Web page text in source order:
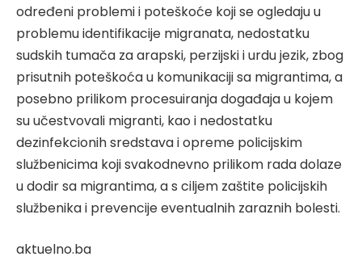
određeni problemi i poteškoće koji se ogledaju u
problemu identifikacije migranata, nedostatku
sudskih tumača za arapski, perzijski i urdu jezik, zbog
prisutnih poteškoća u komunikaciji sa migrantima, a
posebno prilikom procesuiranja događaja u kojem
su učestvovali migranti, kao i nedostatku
dezinfekcionih sredstava i opreme policijskim
službenicima koji svakodnevno prilikom rada dolaze
u dodir sa migrantima, a s ciljem zaštite policijskih
službenika i prevencije eventualnih zaraznih bolesti.
aktuelno.ba